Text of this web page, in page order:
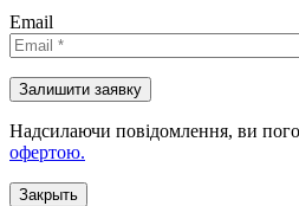
Email
Надсилаючи повідомлення, ви
офертою.
Закрыть